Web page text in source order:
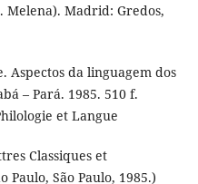
Melena). Madrid: Gredos,
Aspectos da linguagem dos
– Pará. 1985. 510 f.
et Langue
Classiques et
Paulo, São Paulo, 1985.)